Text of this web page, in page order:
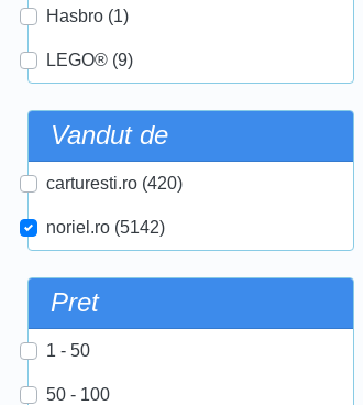
Hasbro (1)
LEGO® (9)
Vandut de
carturesti.ro (420)
noriel.ro (5142)
Pret
1 - 50
50 - 100